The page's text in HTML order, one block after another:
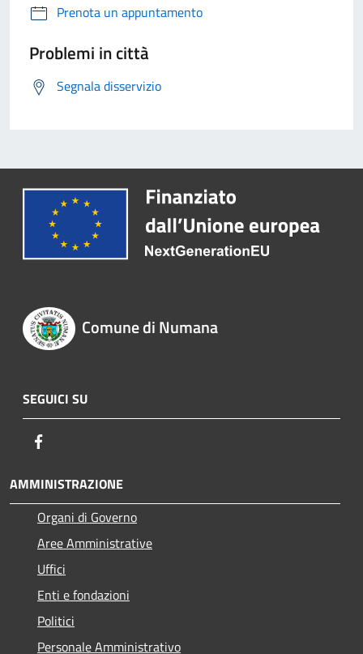
Prenota un appuntamento
Problemi in città
Segnala disservizio
Comune di Numana
SEGUICI SU
AMMINISTRAZIONE
Organi di Governo
Aree Amministrative
Uffici
Enti e fondazioni
Politici
Personale Amministrativo